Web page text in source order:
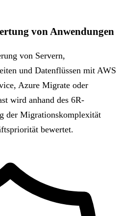
von Anwendungen
von Servern,
und Datenflüssen mit AWS
Azure Migrate oder
wird anhand des 6R-
der Migrationskomplexität
bewertet.